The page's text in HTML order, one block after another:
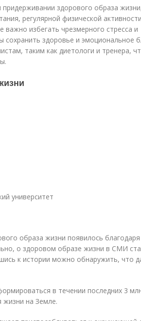
здорового образа
регулярной физической
важно избегать чрезмерного стресса и
здоровье и эмоциональное
таким как диетологи и тренера,
университет
образа жизни появилось
о здоровом образе жизни в СМИ
к истории можно обнаружить, что
в течении последних 3
жизни на Земле.